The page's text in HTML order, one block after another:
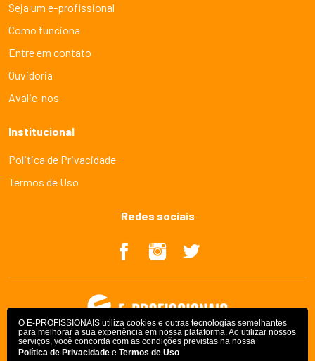
O E-PROFISSIONAIS utiliza cookies e outras tecnologias semelhantes
para melhorar a sua experiência em nossa plataforma. Ao utilizar nossos
serviços, você concorda com as condições previstas na nossa
Política de Privacidade e Termos de Uso
Seja um e-profissional
Como funciona
Entre em contato
Ouvidoria
Avalie-nos
Institucional
Politica de Privacidade
Termos de Uso
Redes sociais